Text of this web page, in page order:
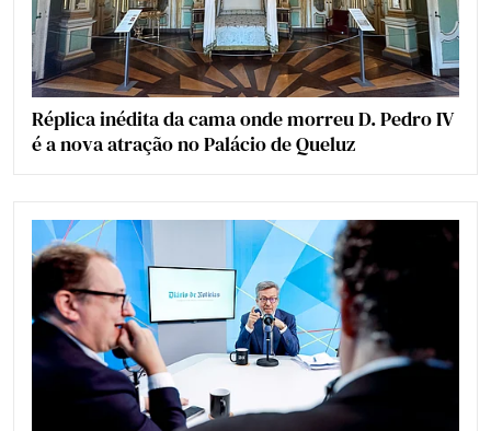
Réplica inédita da cama onde morreu D. Pedro IV
é a nova atração no Palácio de Queluz